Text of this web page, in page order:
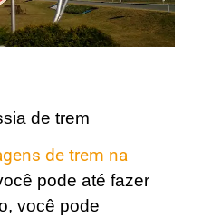
de trem
de trem na
pode até fazer
você pode